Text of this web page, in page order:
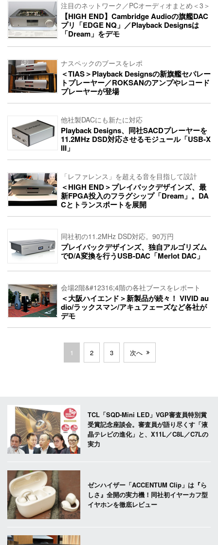
注目のネットワーク／PCオーディオまとめ＜3＞
【HIGH END】Cambridge Audioの旗艦DAC
プリ「EDGE NQ」／Playback Designsは
「Dream」をデモ
ナスペックのブースをレポ
＜TIAS＞Playback Designsの新旗艦セパレー
トプレーヤー／ROKSANのアンプやレコード
プレーヤーが登場
他社製DACにも新たに対応
Playback Designs、同社SACDプレーヤーを
11.2MHz DSD対応させるモジュール「USB-X
III」
「レファレンス」を超える音を目指して設計
＜HIGH END＞プレイバックデザインズ、最
新FPGA投入のフラグシップ「Dream」。DA
Cとトランスポートを展開
同社初の11.2MHz DSD対応。90万円
プレイバックデザインズ、独自アルゴリズム
でD/A変換を行うUSB-DAC「Merlot DAC」
会場2階&#12316;4階の各社ブースをレポート
＜大阪ハイエンド＞新製品が続々！ VIVID au
dio/ラックスマン/アキュフェーズなど各社が
デモ
1 2 3 次へ
TCL「SQD-Mini LED」VGP審査員特別賞
受賞記念座談会。審査員が語り尽くす「液
晶テレビの進化」と、X11L／C8L／C7Lの
実力
ゼンハイザー「ACCENTUM Clip」は『ら
しさ』全開の実力機！同社初イヤーカフ型
イヤホンを徹底レビュー